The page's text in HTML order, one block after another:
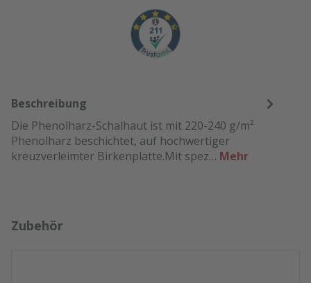
Beschreibung
Die Phenolharz-Schalhaut ist mit 220-240 g/m²
Phenolharz beschichtet, auf hochwertiger
kreuzverleimter Birkenplatte.Mit spez… Mehr
Produktgalerie überspringen
Zubehör